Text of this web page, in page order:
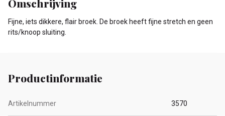
Omschrijving
Fijne, iets dikkere, flair broek. De broek heeft fijne stretch en geen
rits/knoop sluiting.
Productinformatie
Artikelnummer 3570